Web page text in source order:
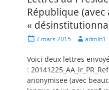
République
«
Posted7 mars 2015 Author
admin1
Voici deux lettres
:
anonymisee (avec